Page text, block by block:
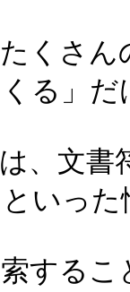
くさん
る」
、文書
いっ
するこ